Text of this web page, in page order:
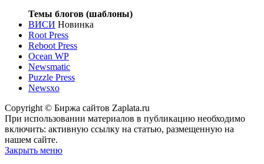
Темы блогов (шаблоны)
ВИСИ Новинка
Root Press
Reboot Press
Ocean WP
Newsmatic
Puzzle Press
Newsxo
Copyright © Биржа сайтов Zaplata.ru
При использовании материалов в публикацию необходимо
включить: активную ссылку на статью, размещенную на
нашем сайте.
Закрыть меню